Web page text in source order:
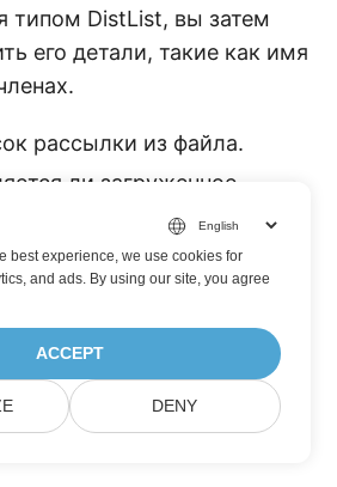
типом DistList, вы затем
его детали, такие как имя
рассылки из файла.
ли загруженное
списка рассылки
сообщение в объект
списка рассылки и членов.
list from a file
best experience, we use cookies for
and ads. By using our site, you agree
ACCEPT
DENY